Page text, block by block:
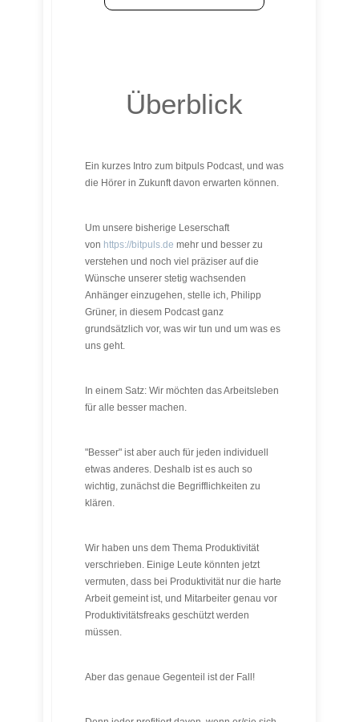
Überblick
Ein kurzes Intro zum bitpuls Podcast, und was
die Hörer in Zukunft davon erwarten können.
Um unsere bisherige Leserschaft
von https://bitpuls.de mehr und besser zu
verstehen und noch viel präziser auf die
Wünsche unserer stetig wachsenden
Anhänger einzugehen, stelle ich, Philipp
Grüner, in diesem Podcast ganz
grundsätzlich vor, was wir tun und um was es
uns geht.
In einem Satz: Wir möchten das Arbeitsleben
für alle besser machen.
"Besser" ist aber auch für jeden individuell
etwas anderes. Deshalb ist es auch so
wichtig, zunächst die Begrifflichkeiten zu
klären.
Wir haben uns dem Thema Produktivität
verschrieben. Einige Leute könnten jetzt
vermuten, dass bei Produktivität nur die harte
Arbeit gemeint ist, und Mitarbeiter genau vor
Produktivitätsfreaks geschützt werden
müssen.
Aber das genaue Gegenteil ist der Fall!